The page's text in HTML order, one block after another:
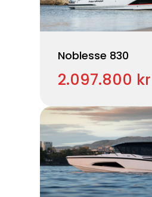
Noblesse 830
2.097.800 kr